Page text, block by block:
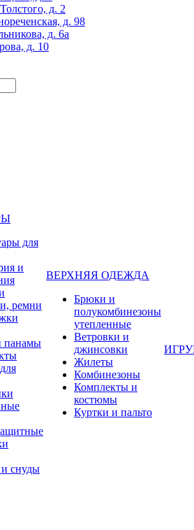
д. 2
д. 98
д. 6а
д. 10
для
и
ремни
панамы
снуды
ВЕРХНЯЯ ОДЕЖДА
Брюки и
полукомбинезоны
утепленные
Ветровки и
джинсовки
Жилеты
Комбинезоны
Комплекты и
костюмы
Куртки и пальто